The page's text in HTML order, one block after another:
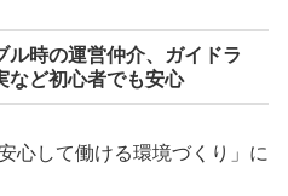
時の運営仲介、ガイドラ
など初心者でも安心
心して働ける環境づくり」に